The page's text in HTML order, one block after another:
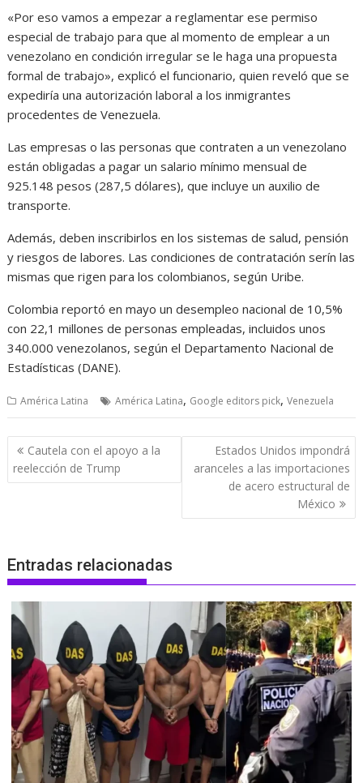
«Por eso vamos a empezar a reglamentar ese permiso
especial de trabajo para que al momento de emplear a un
venezolano en condición irregular se le haga una propuesta
formal de trabajo», explicó el funcionario, quien reveló que se
expediría una autorización laboral a los inmigrantes
procedentes de Venezuela.
Las empresas o las personas que contraten a un venezolano
están obligadas a pagar un salario mínimo mensual de
925.148 pesos (287,5 dólares), que incluye un auxilio de
transporte.
Además, deben inscribirlos en los sistemas de salud, pensión
y riesgos de labores. Las condiciones de contratación serín las
mismas que rigen para los colombianos, según Uribe.
Colombia reportó en mayo un desempleo nacional de 10,5%
con 22,1 millones de personas empleadas, incluidos unos
340.000 venezolanos, según el Departamento Nacional de
Estadí­sticas (DANE).
América Latina América Latina, Google editors pick,Venezuela
Navegación
de
entradas
Cautela con el apoyo a la
reelección de Trump
Estados Unidos impondrá
aranceles a las importaciones
de acero estructural de
México
Entradas relacionadas